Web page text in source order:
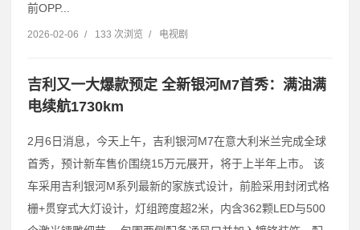
前OPP...
2026-02-06 / 133 次浏览 / 电视剧
吉利又一大爆款预定 全新银河M7首秀：满油满
电续航1730km
2月6日消息，今天上午，吉利银河M7在意大利米兰完成全球
首秀，预计新车售价围绕15万元展开，将于上半年上市。 该
车采用吉利银河M系列最新的家族式设计，前脸采用封闭式格
栅+贯穿式大灯设计，灯组跨度超2米，内含362颗LED与500